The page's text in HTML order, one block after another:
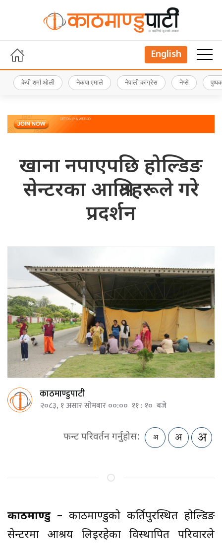
English
केपी शर्मा ओली नेकपा एमाले नेपाली कांग्रेस नेप्से
खाना नपाएपछि होल्डिङ
सेन्टरका आश्रितहरूले गरे
प्रदर्शन
काठमाण्डुपाटी
२०८३, १ असार सोमबार ००:०० ११ : १० बजे
फन्ट परिवर्तन गर्नुहोस:
काठमाण्डु – काठमाण्डुको कीर्तिपुरस्थित होल्डिङ
सेन्टरमा आश्रय लिइरहेका विस्थापित परिवारले